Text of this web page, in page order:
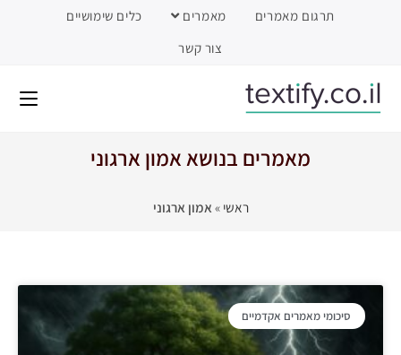
תרגום מאמרים מאמרים
כלים שימושיים
צור קשר
מאמרים בנושא אמון ארגוני
ראשי » אמון ארגוני
סיכומי מאמרים אקדמיים